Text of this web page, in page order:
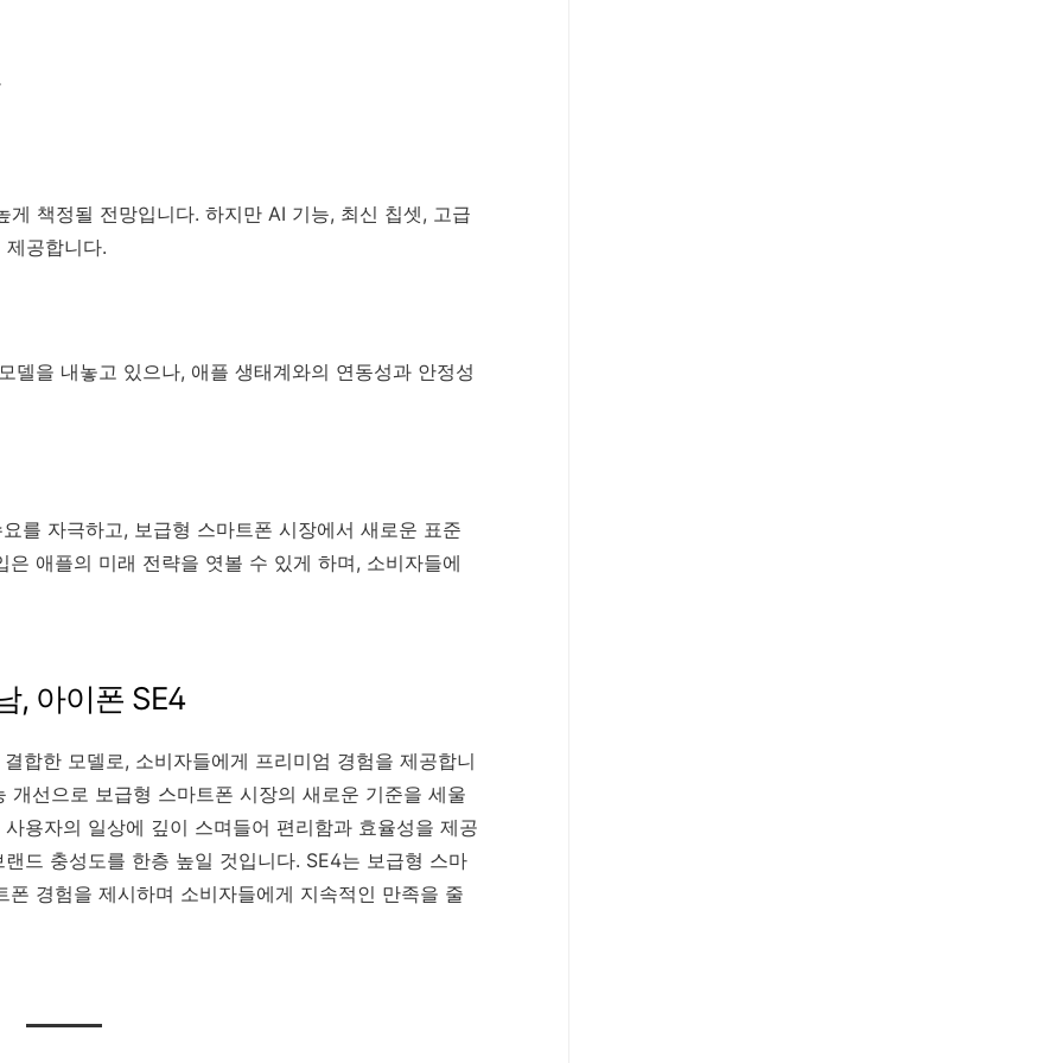
책정될 전망입니다. 하지만 AI 기능, 최신 칩셋, 고급
공합니다.
델을 내놓고 있으나, 애플 생태계와의 연동성과 안정성
를 자극하고, 보급형 스마트폰 시장에서 새로운 표준
애플의 미래 전략을 엿볼 수 있게 하며, 소비자들에
, 아이폰 SE4
합한 모델로, 소비자들에게 프리미엄 경험을 제공합니
선으로 보급형 스마트폰 시장의 새로운 기준을 세울
용자의 일상에 깊이 스며들어 편리함과 효율성을 제공
드 충성도를 한층 높일 것입니다. SE4는 보급형 스마
경험을 제시하며 소비자들에게 지속적인 만족을 줄